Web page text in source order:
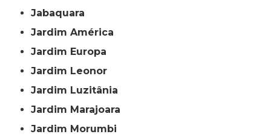
Jabaquara
Jardim América
Jardim Europa
Jardim Leonor
Jardim Luzitânia
Jardim Marajoara
Jardim Morumbi